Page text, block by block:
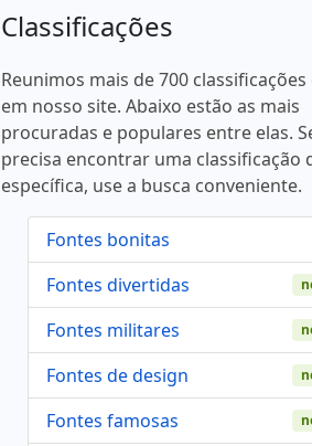
Classificações
Reunimos mais de 700
em nosso site. Abaixo estão as mais
procuradas e populares entre elas.
precisa encontrar uma classificação
específica, use a busca conveniente.
Fontes bonitas
Fontes divertidas
Fontes militares
Fontes de design
Fontes famosas